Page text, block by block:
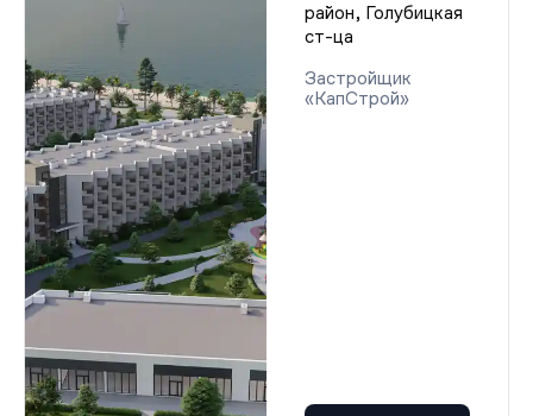
район, Голубицкая
ст-ца
Застройщик
«КапСтрой»